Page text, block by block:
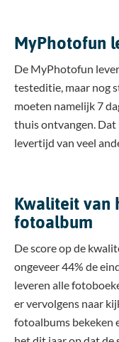
MyPhotofun
De MyPhotofun
testeditie, maar nog
moeten namelijk 7
thuis ontvangen. Dat
levertijd van veel
Kwaliteit van
fotoalbum
De score op de
ongeveer 44% de
leveren alle
er vervolgens naar
fotoalbums bekeken